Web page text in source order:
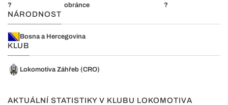
?
obránce
?
NÁRODNOST
Bosna a Hercegovina
KLUB
Lokomotiva Záhřeb (CRO)
AKTUÁLNÍ STATISTIKY V KLUBU LOKOMOTIVA